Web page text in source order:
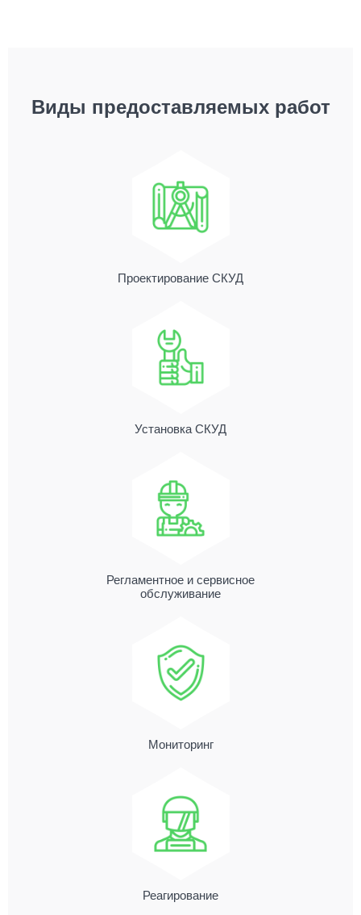
Виды предоставляемых работ
Проектирование СКУД
Установка СКУД
Регламентное и сервисное
обслуживание
Мониторинг
Реагирование